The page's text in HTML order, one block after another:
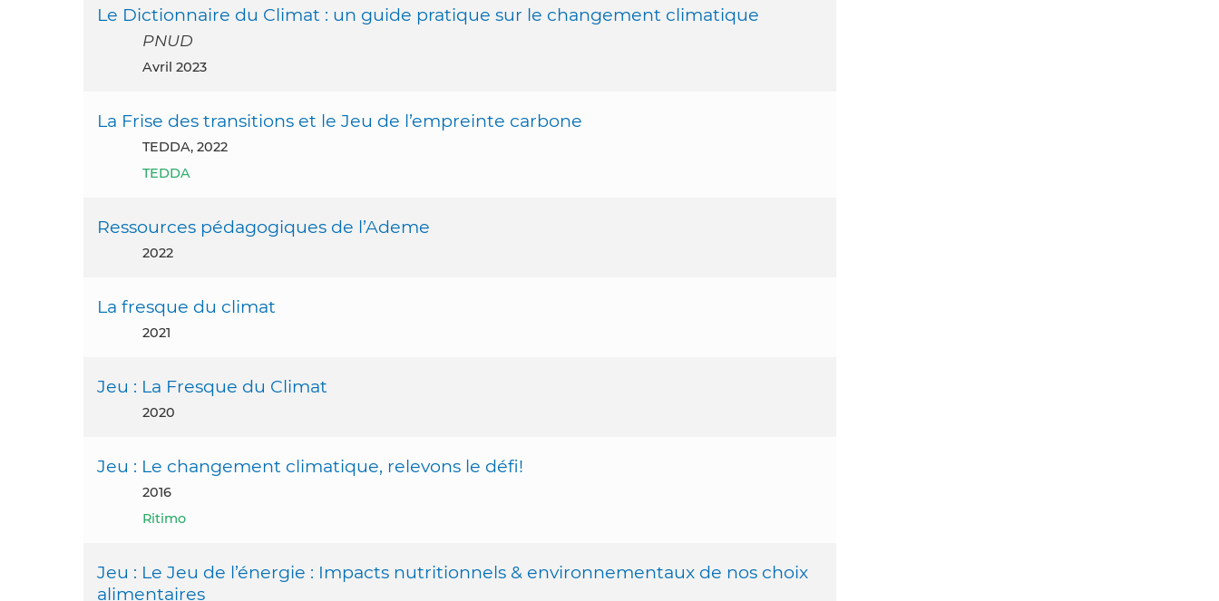
Le Dictionnaire du Climat : un guide pratique sur le changement climatique
PNUD
avril 2023
La Frise des transitions et le Jeu de l’empreinte carbone
TEDDA, 2022
TEDDA
Ressources pédagogiques de l’Ademe
2022
La fresque du climat
2021
Jeu : La Fresque du Climat
2020
Jeu : Le changement climatique, relevons le défi!
2016
Ritimo
Jeu : Le Jeu de l’énergie : Impacts nutritionnels & environnementaux de nos choix
alimentaires